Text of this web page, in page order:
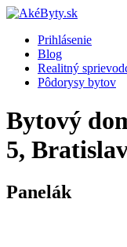
Prihlásenie
Blog
Realitný
Pôdorysy bytov
Bytový
5,
Panelák